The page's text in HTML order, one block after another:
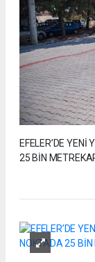
EFELER’DE
25 BİN